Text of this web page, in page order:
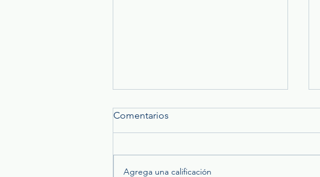
Comentarios
Agrega una calificación